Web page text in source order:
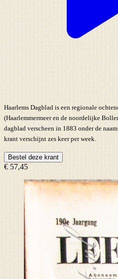
Haarlems Dagblad is een regionale
(Haarlemmermeer en de noordelijke
dagblad verscheen in 1883 onder de
krant verschijnt zes keer per week.
Bestel deze krant
€ 57,45